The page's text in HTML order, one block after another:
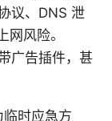
议、DNS 泄
风险。
广告插件，甚
时应急方